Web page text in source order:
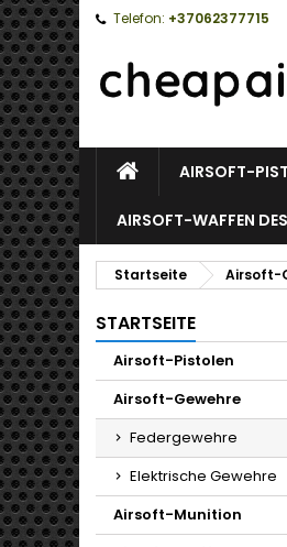
Telefon: +37062377715
STARTSEITE
AIRSOFT-
AIRSOFT-WAFFEN
Startseite Airsoft-
STARTSEITE
Airsoft-Pistolen
Airsoft-Gewehre
Federgewehre
Elektrische Gewehre
Airsoft-Munition